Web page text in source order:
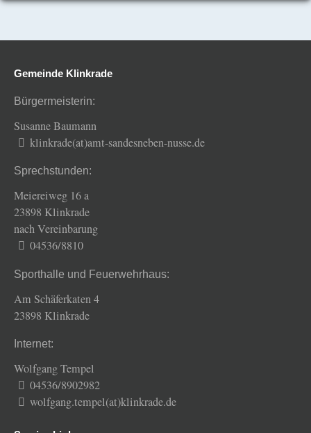
Gemeinde Klinkrade
Bürgermeisterin:
Susanne Baumann
klinkrade(at)amt-sandesneben-nusse.de
Sprechstunden:
Meiereiweg 16 a
23898 Klinkrade
nach Vereinbarung
04536/8810
Sporthalle und Feuerwehrhaus:
Am Schäferkaten 4
23898 Klinkrade
Internet:
Wolfgang Tempel
04536/8902982
wolfgang.tempel(at)klinkrade.de